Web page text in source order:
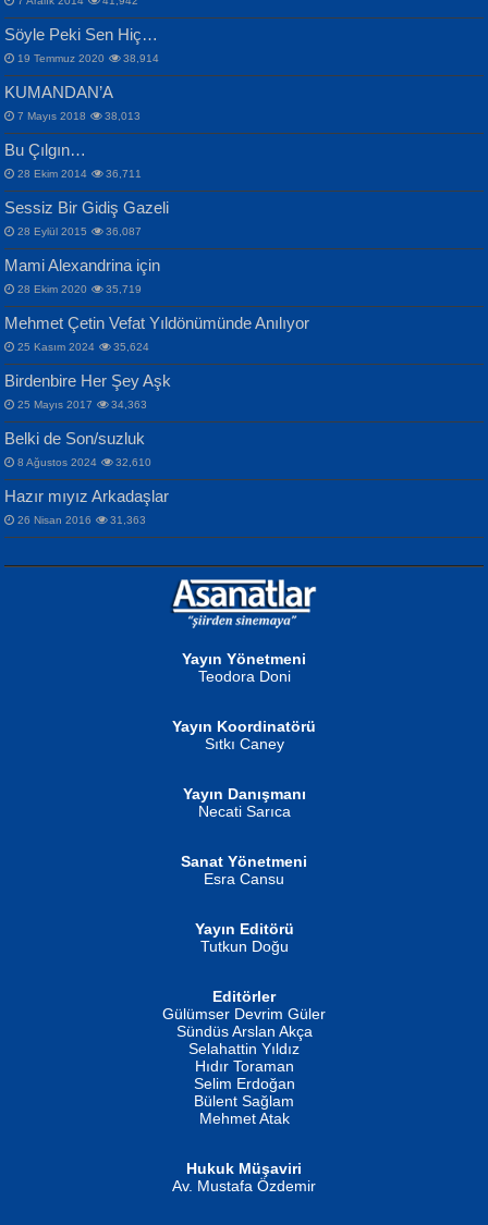
Samimiyet Nedir?...
İPEK ACAR SERT
Gazze’nin Şecaati, Ümmetin İmtihanı...
MAHMUT GÜRBÜZ
İbrahim Olmak ve Bitirebilmek...
NURAN KÖSE BAYDAR
İSMAİL OKUTAN
Erkeklerin Kahrolması Ne Demektir
Mescid-i Aksâ Üstüne Ay!...
Selahattin Yıldız
İdrakimle Üşürken...
Songül Özel
Mahzen...
Ben Deniz Değilim ki...
Evvel Zaman Tanrıçası...
ERDEM BAYAZIT
Sana, Bana, Vatanıma, Ülkemin
İnsanlarına Dair...
NAZIM HİKMET RAN
Bir Cezaevinde, Tecritteki Adamın
Mektupları...
Söyle Peki Sen Hiç…
19 Temmuz 2020 38,914
KUMANDAN’A
7 Mayıs 2018 38,013
Bu Çılgın…
28 Ekim 2014 36,711
Sessiz Bir Gidiş Gazeli
28 Eylül 2015 36,087
Mami Alexandrina için
28 Ekim 2020 35,719
Mehmet Çetin Vefat Yıldönümünde Anılıyor
25 Kasım 2024 35,624
Birdenbire Her Şey Aşk
25 Mayıs 2017 34,363
Belki de Son/suzluk
8 Ağustos 2024 32,610
Hazır mıyız Arkadaşlar
26 Nisan 2016 31,363
Yayın Yönetmeni
Teodora Doni
Yayın Koordinatörü
Sıtkı Caney
Yayın Danışmanı
Necati Sarıca
Sanat Yönetmeni
Esra Cansu
Yayın Editörü
Tutkun Doğu
Editörler
Gülümser Devrim Güler
Sündüs Arslan Akça
Selahattin Yıldız
Hıdır Toraman
Selim Erdoğan
Bülent Sağlam
Mehmet Atak
Hukuk Müşaviri
Av. Mustafa Özdemir